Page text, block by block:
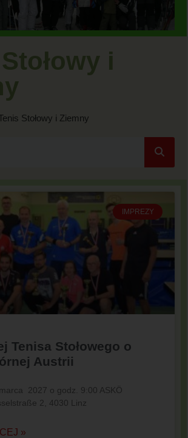
i
Stołowy i Ziemny
IMPREZY
Tenisa Stołowego o
Austrii
2027 o godz. 9:00 ASKÖ
2, 4030 Linz
»